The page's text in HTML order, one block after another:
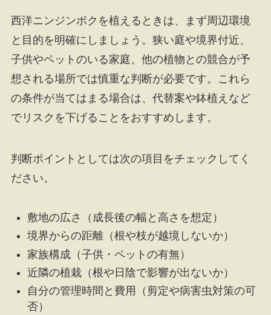
西洋ニンジンボクを植えるときは、まず周辺環境
と目的を明確にしましょう。狭い庭や境界付近、
子供やペットのいる家庭、他の植物との競合が予
想される場所では慎重な判断が必要です。これら
の条件が当てはまる場合は、代替案や鉢植えなど
でリスクを下げることをおすすめします。
判断ポイントとしては次の項目をチェックしてく
ださい。
敷地の広さ（成長後の幅と高さを想定）
境界からの距離（根や枝が越境しないか）
家族構成（子供・ペットの有無）
近隣の植栽（根や日陰で影響が出ないか）
自分の管理時間と費用（剪定や病害虫対策の可
否）